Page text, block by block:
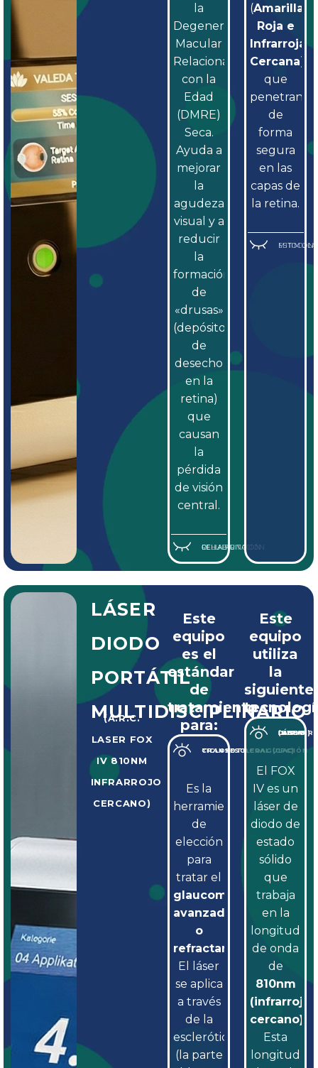
la
Degeneración
Macular
Relacionada
con la
Edad
(DMRE)
Seca.
Ayuda a
mejorar
la
agudeza
visual y a
reducir
la
formación
de
«drusas»
(depósitos
de
desecho
en la
retina)
que
causan
la
pérdida
de visión
central.
REHABILITACIÓN DE LA FUNCIÓN CELULAR
(Amarilla,
Roja e
Infrarroja
Cercana)
que
penetran
de
forma
segura
en las
capas de
la retina.
ESTIMULACIÓN
LÁSER
DIODO
PORTÁTIL
MULTIDISCIPLINARIO
(A.R.C.
LASER FOX
IV 810NM
INFRARROJO
CERCANO)
Este
equipo
es el
estándar
de
tratamiento
para:
CICLOFOTOCOAGULACIÓN TRANSESCLERAL (CPC)
Es la
herramienta
de
elección
para
tratar el
glaucoma
avanzado
o
refractario
El láser
se aplica
a través
de la
esclerótica
(la parte
Este
equipo
utiliza
la
siguiente
LÁSER DIODO INFRARROJO (810NM)
El FOX
IV es un
láser de
diodo de
estado
sólido
que
trabaja
en la
longitud
de onda
de
810nm
(infrarrojo
cercano)
Esta
longitud